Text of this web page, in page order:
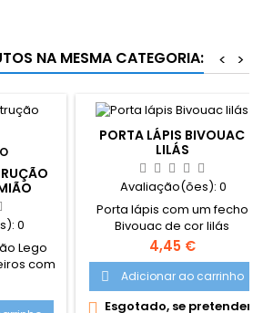
NA MESMA CATEGORIA: >
<
0
Lego
com
e as
mais
PORTA LÁPIS BIVOUAC
LILÁS
Avaliação(ões): 0
Porta lápis com um fecho
Bivouac de cor lilás
Preço
4,45 €
 Adicionar ao carrinho
 Esgotado, se pretender